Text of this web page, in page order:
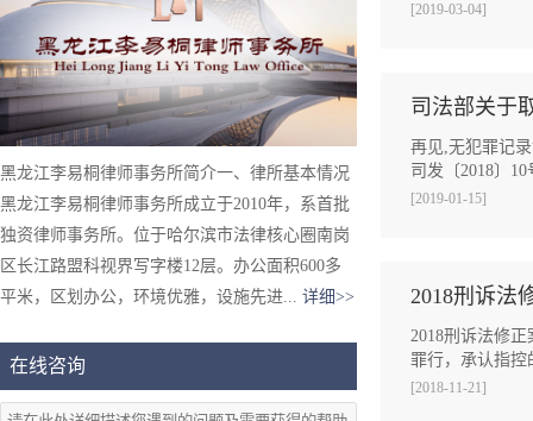
黑龙江李易桐律师事务所简介一、律所基本情况
黑龙江李易桐律师事务所成立于2010年，系首批
独资律师事务所。位于哈尔滨市法律核心圈南岗
区长江路盟科视界写字楼12层。办公面积600多
平米，区划办公，环境优雅，设施先进... 详细>>
在线咨询
[2019-03-04]
司法部关于
再见,无犯罪记
司发〔2018〕
[2019-01-15]
2018刑诉法
2018刑诉法修
罪行，承认指
[2018-11-21]